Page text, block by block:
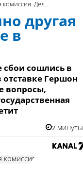
не в предательстве”
другая
в
сбои сошлись в
Гершон
вопросы,
2 минуты
комиссия